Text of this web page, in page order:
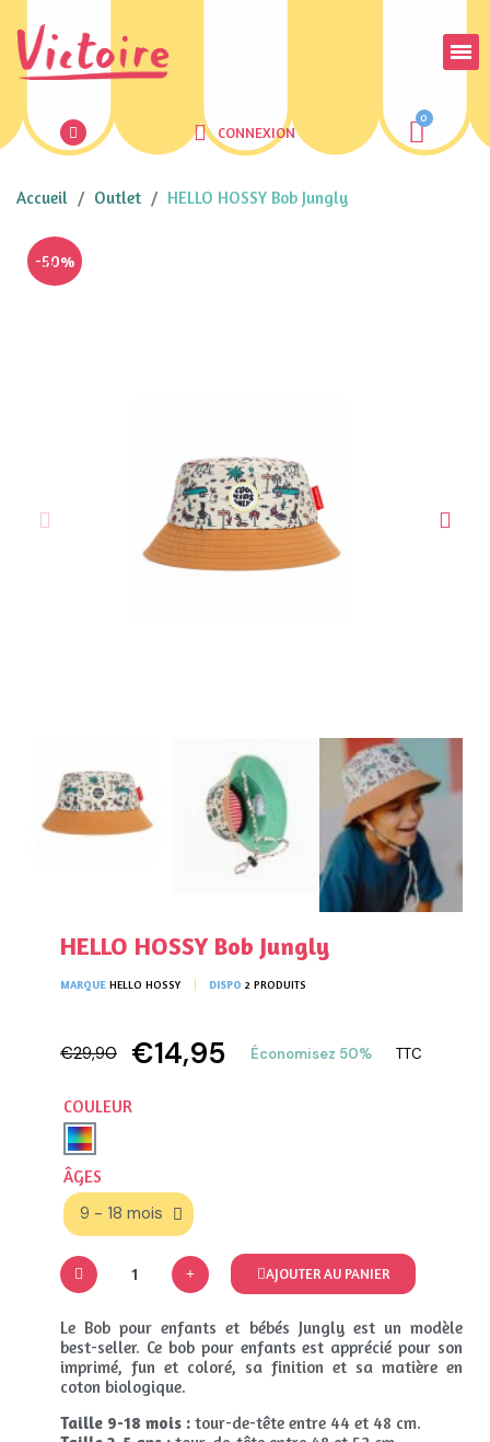
CONNEXION
Accueil Outlet HELLO HOSSY Bob Jungly
-50%
HELLO HOSSY Bob Jungly
MARQUE HELLO HOSSY DISPO 2 PRODUITS
€29,90 €14,95 Économisez 50% TTC
COULEUR
ÂGES
AJOUTER AU PANIER
Le Bob pour enfants et bébés Jungly est un modèle
best-seller. Ce bob pour enfants est apprécié pour son
imprimé, fun et coloré, sa finition et sa matière en
coton biologique.
Taille 9-18 mois : tour-de-tête entre 44 et 48 cm.